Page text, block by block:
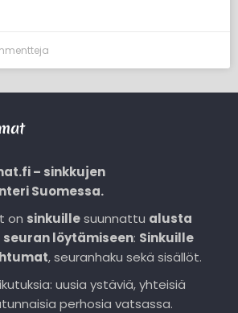
– sinkkujen
Suomessa.
on sinkuillesuunnattu alusta
löytämiseen: Sinkuille
, seuranhaku sekä sisällöt.
uusia ystäviä, yhteisiä
perhosia vatsassa.